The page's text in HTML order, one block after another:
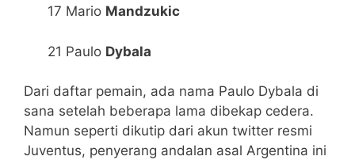
17 Mario Mandzukic
21 Paulo Dybala
Dari daftar pemain, ada nama Paulo Dybala di
sana setelah beberapa lama dibekap cedera.
Namun seperti dikutip dari akun twitter resmi
Juventus, penyerang andalan asal Argentina ini